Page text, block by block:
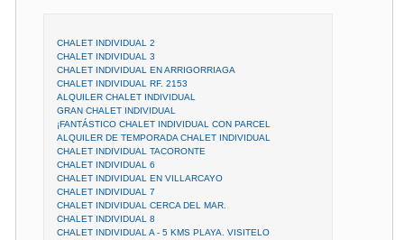
CHALET INDIVIDUAL 2
CHALET INDIVIDUAL 3
CHALET INDIVIDUAL EN ARRIGORRIAGA
CHALET INDIVIDUAL RF. 2153
ALQUILER CHALET INDIVIDUAL
GRAN CHALET INDIVIDUAL
¡FANTÁSTICO CHALET INDIVIDUAL CON PARCEL
ALQUILER DE TEMPORADA CHALET INDIVIDUAL
CHALET INDIVIDUAL TACORONTE
CHALET INDIVIDUAL 6
CHALET INDIVIDUAL EN VILLARCAYO
CHALET INDIVIDUAL 7
CHALET INDIVIDUAL CERCA DEL MAR.
CHALET INDIVIDUAL 8
CHALET INDIVIDUAL A - 5 KMS PLAYA. VISITELO